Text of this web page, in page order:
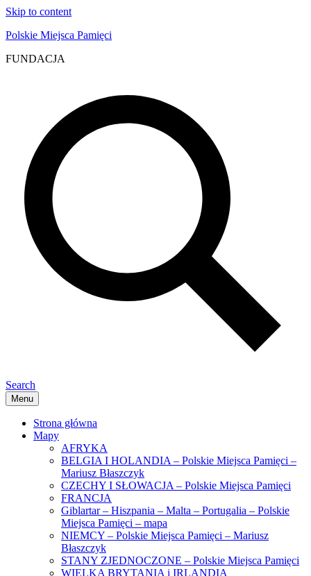
Skip to content
Polskie Miejsca Pamięci
FUNDACJA
Search
Menu
Strona główna
Mapy
AFRYKA
BELGIA I HOLANDIA – Polskie Miejsca Pamięci –
Mariusz Błaszczyk
CZECHY I SŁOWACJA – Polskie Miejsca Pamięci
FRANCJA
Giblartar – Hiszpania – Malta – Portugalia – Polskie
Miejsca Pamięci – mapa
NIEMCY – Polskie Miejsca Pamięci – Mariusz
Błaszczyk
STANY ZJEDNOCZONE – Polskie Miejsca Pamięci
WIELKA BRYTANIA i IRLANDIA